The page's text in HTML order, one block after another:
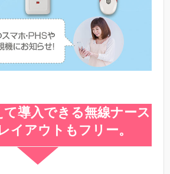
導入できる無線ナース
イアウトもフリー。